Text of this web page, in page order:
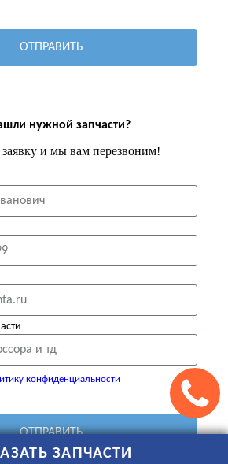
ЗАПЧАСТИ
ОТПРАВИТЬ
нужной запчасти?
заявку и мы вам перезвоним!
конфиденциальности
ОТПРАВИТЬ